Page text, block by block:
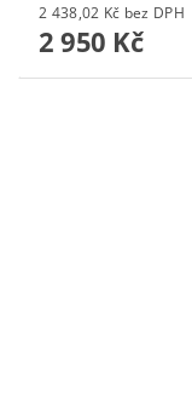
2 438,02 Kč bez DPH
2 950 Kč